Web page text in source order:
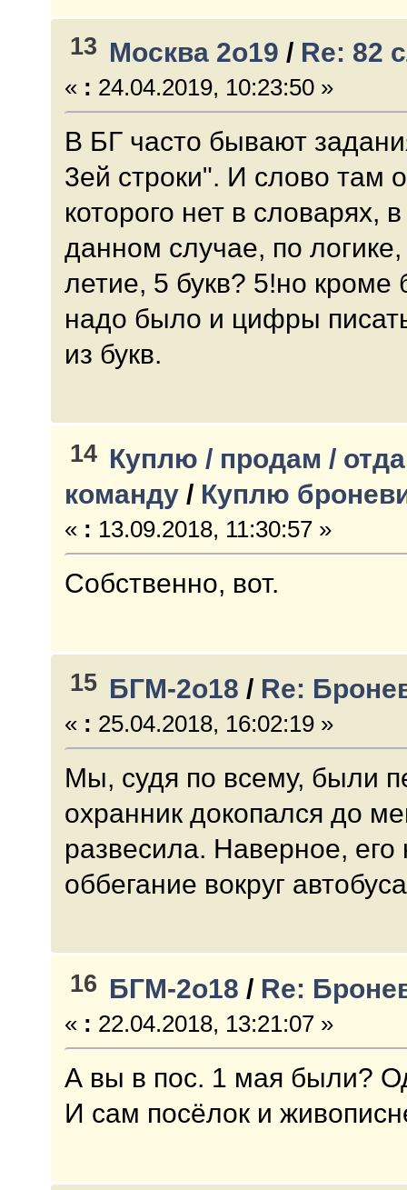
13 Москва 2о19 / Re: 82
« : 24.04.2019, 10:23:50 »
В БГ часто бывают
3ей строки". И слово там
которого нет в словарях,
данном случае, по
летие, 5 букв? 5!но кроме
надо было и цифры
из букв.
14 Куплю / продам /
команду / Куплю
« : 13.09.2018, 11:30:57 »
Собственно, вот.
15 БГМ-2о18 / Re:
« : 25.04.2018, 16:02:19 »
Мы, судя по всему, были
охранник докопался до
развесила. Наверное,
оббегание вокруг
16 БГМ-2о18 / Re:
« : 22.04.2018, 13:21:07 »
А вы в пос. 1 мая были?
И сам посёлок и